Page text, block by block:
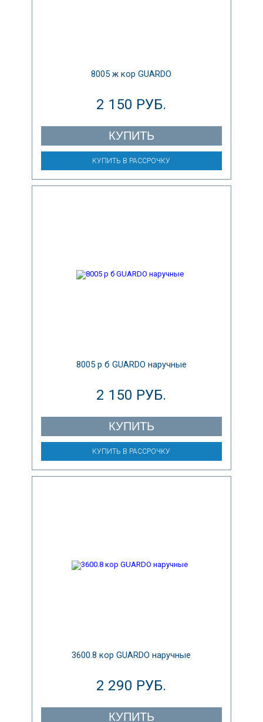
8005 ж кор GUARDO
2 150 РУБ.
КУПИТЬ
КУПИТЬ В РАССРОЧКУ
8005 р б GUARDO наручные
2 150 РУБ.
КУПИТЬ
КУПИТЬ В РАССРОЧКУ
3600.8 кор GUARDO наручные
2 290 РУБ.
КУПИТЬ